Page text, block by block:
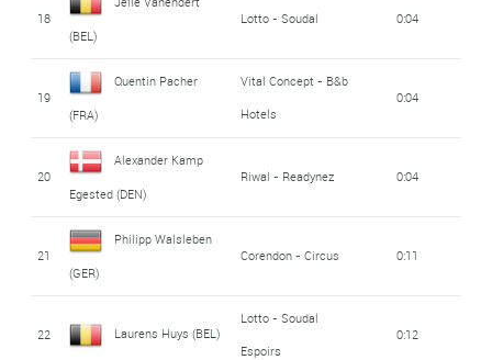
18
(BEL)
Lotto - Soudal 0:04
19
Quentin Pacher
(FRA)
Vital Concept - B&b
Hotels
0:04
20
Alexander Kamp
Egested (DEN)
Riwal - Readynez 0:04
21
Philipp Walsleben
(GER)
Corendon - Circus 0:11
22 Laurens Huys (BEL)
Lotto - Soudal
Espoirs
0:12